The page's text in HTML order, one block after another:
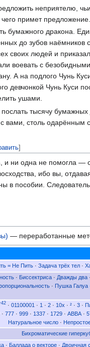
неприятелю,
примет предложение.
бумажного дракона.
до зубов
своих людей и
воевать с
А на подлого Чунь
девчонкой Чунь Куси
ушами.
тысячу
вами, столь одарённым
]
и ни одна не помогла
ибо вы,
в пособии.
— переработанные
= Не Пить· Задача трёх тел·
· Биссектриса · Дважды два ·
· Пушка Галуа
· 01100001 · 1 · 2 · 10x · ² · 3 ·
· 777· 999· 1337· 1729· ABBA·
Натуральное число ·
Бихроматические
· Баллада о векторе· Двоичная